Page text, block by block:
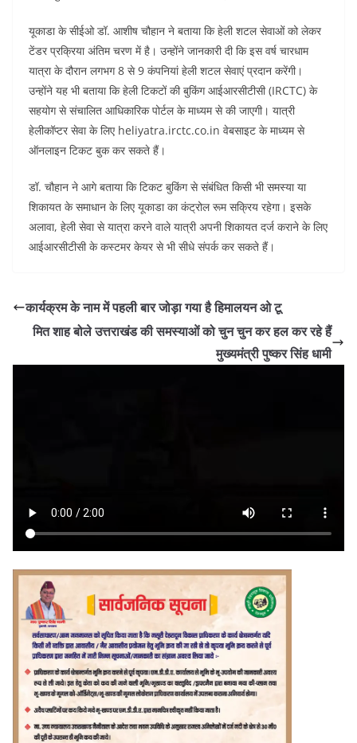
यूकाडा के सीईओ डॉ. आशीष चौहान ने बताया कि हेली शटल सेवाओं को लेकर
टेंडर प्रक्रिया अंतिम चरण में है। उन्होंने जानकारी दी कि इस वर्ष चारधाम
यात्रा के दौरान लगभग 8 से 9 कंपनियां हेली शटल सेवाएं प्रदान करेंगी।
उन्होंने यह भी बताया कि हेली टिकटों की बुकिंग आईआरसीटीसी (IRCTC) के
सहयोग से संचालित आधिकारिक पोर्टल के माध्यम से की जाएगी। यात्री
हेलीकॉप्टर सेवा के लिए heliyatra.irctc.co.in वेबसाइट के माध्यम से
ऑनलाइन टिकट बुक कर सकते हैं।
डॉ. चौहान ने आगे बताया कि टिकट बुकिंग से संबंधित किसी भी समस्या या
शिकायत के समाधान के लिए यूकाडा का कंट्रोल रूम सक्रिय रहेगा। इसके
अलावा, हेली सेवा से यात्रा करने वाले यात्री अपनी शिकायत दर्ज कराने के लिए
आईआरसीटीसी के कस्टमर केयर से भी सीधे संपर्क कर सकते हैं।
कार्यक्रम के नाम में पहली बार जोड़ा गया है हिमालयन ओ टू
मित शाह बोले उत्तराखंड की समस्याओं को चुन चुन कर हल कर रहे हैं
मुख्यमंत्री पुष्कर सिंह धामी